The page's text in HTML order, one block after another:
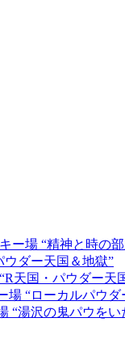
ー場 “精神と時の
ウダー天国＆地獄”
天国・パウダー天
場 “ローカルパウダ
“湯沢の鬼パウをい